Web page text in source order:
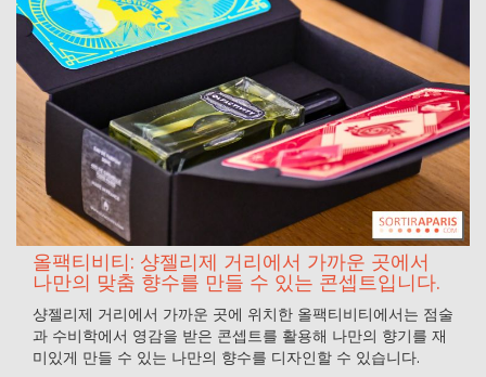
올팩티비티: 샹젤리제 거리에서 가까운 곳에서
나만의 맞춤 향수를 만들 수 있는 콘셉트입니다.
샹젤리제 거리에서 가까운 곳에 위치한 올팩티비티에서는 점술
과 수비학에서 영감을 받은 콘셉트를 활용해 나만의 향기를 재
미있게 만들 수 있는 나만의 향수를 디자인할 수 있습니다.